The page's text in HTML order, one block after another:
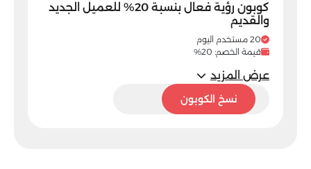
كوبون رؤية فعال بنسبة 20% للعميل الجديد
والقديم
20 مستخدم اليوم
قيمة الخصم: 20%
عرض المزيد
C5
نسخ الكوبون